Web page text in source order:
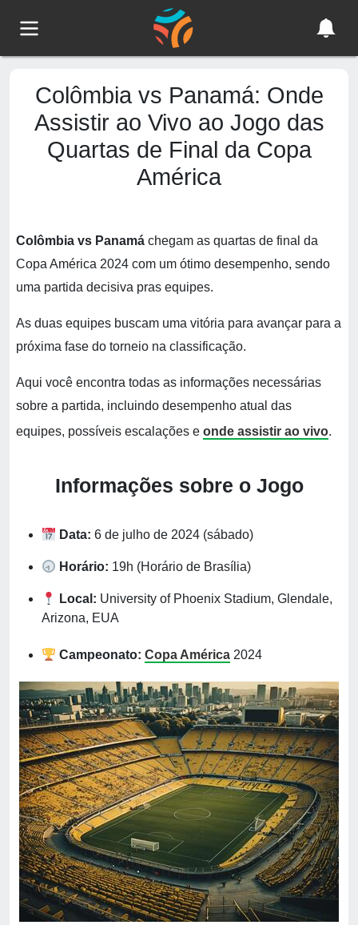
Colômbia vs Panamá: Onde
Assistir ao Vivo ao Jogo das
Quartas de Final da Copa
América
Colômbia vs Panamá chegam as quartas de final da
Copa América 2024 com um ótimo desempenho, sendo
uma partida decisiva pras equipes.
As duas equipes buscam uma vitória para avançar para a
próxima fase do torneio na classificação.
Aqui você encontra todas as informações necessárias
sobre a partida, incluindo desempenho atual das
equipes, possíveis escalações e onde assistir ao vivo.
Informações sobre o Jogo
Data: 6 de julho de 2024 (sábado)
Horário: 19h (Horário de Brasília)
Local: University of Phoenix Stadium, Glendale,
Arizona, EUA
Campeonato: Copa América 2024